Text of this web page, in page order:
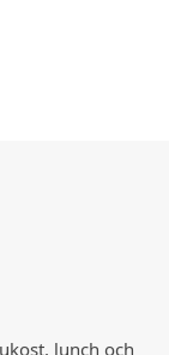
lunch och